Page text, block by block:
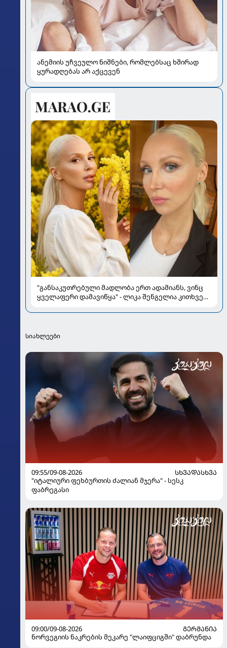
ანემიის უჩვეულო ნიშნები, რომლებსაც ხშირად
ყურადღებას არ აქცევენ
"განსაკუთრებული მადლობა ერთ ადამიანს, ვინც
ყველაფერი დამავიწყა" - ლიკა შენგელია კითხვებს
სიახლეები
09:55/09-08-2026
ᲡᲮᲕᲐᲓᲐᲡᲮᲕᲐ
"იტალიური ფეხბურთის ძალიან მჯერა" - სესკ
ფაბრეგასი
09:00/09-08-2026
ᲒᲔᲠᲛᲐᲜᲘᲐ
ნორვეგიის ნაკრების მეკარე "ლაიფციგში" დაბრუნდა